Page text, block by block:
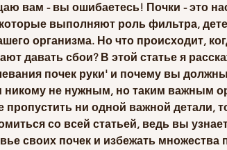
вам - вы ошибаетесь! Почки - это
выполняют роль фильтра,
организма. Но что происходит,
давать сбои? В этой статье я
почек руки' и почему вы
никому не нужным, но таким важным
пропустить ни одной важной детали,
со всей статьей, ведь вы
своих почек и избежать